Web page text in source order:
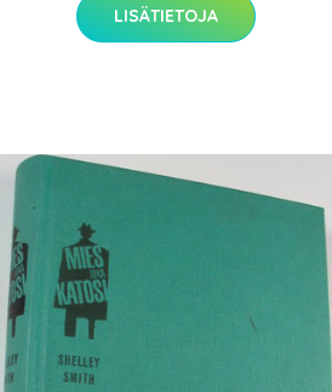
LISÄTIETOJA